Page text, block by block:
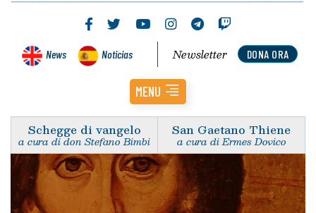
News Noticias DONA ORA
Newsletter
MENU
Schegge di vangelo
a cura di don Stefano Bimbi
San Gaetano Thiene
a cura di Ermes Dovico